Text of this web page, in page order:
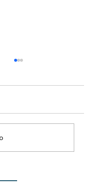
novidades para este